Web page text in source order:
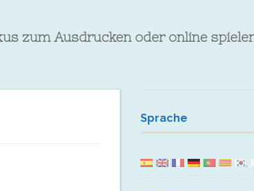
zum Ausdrucken oder online
Sprache